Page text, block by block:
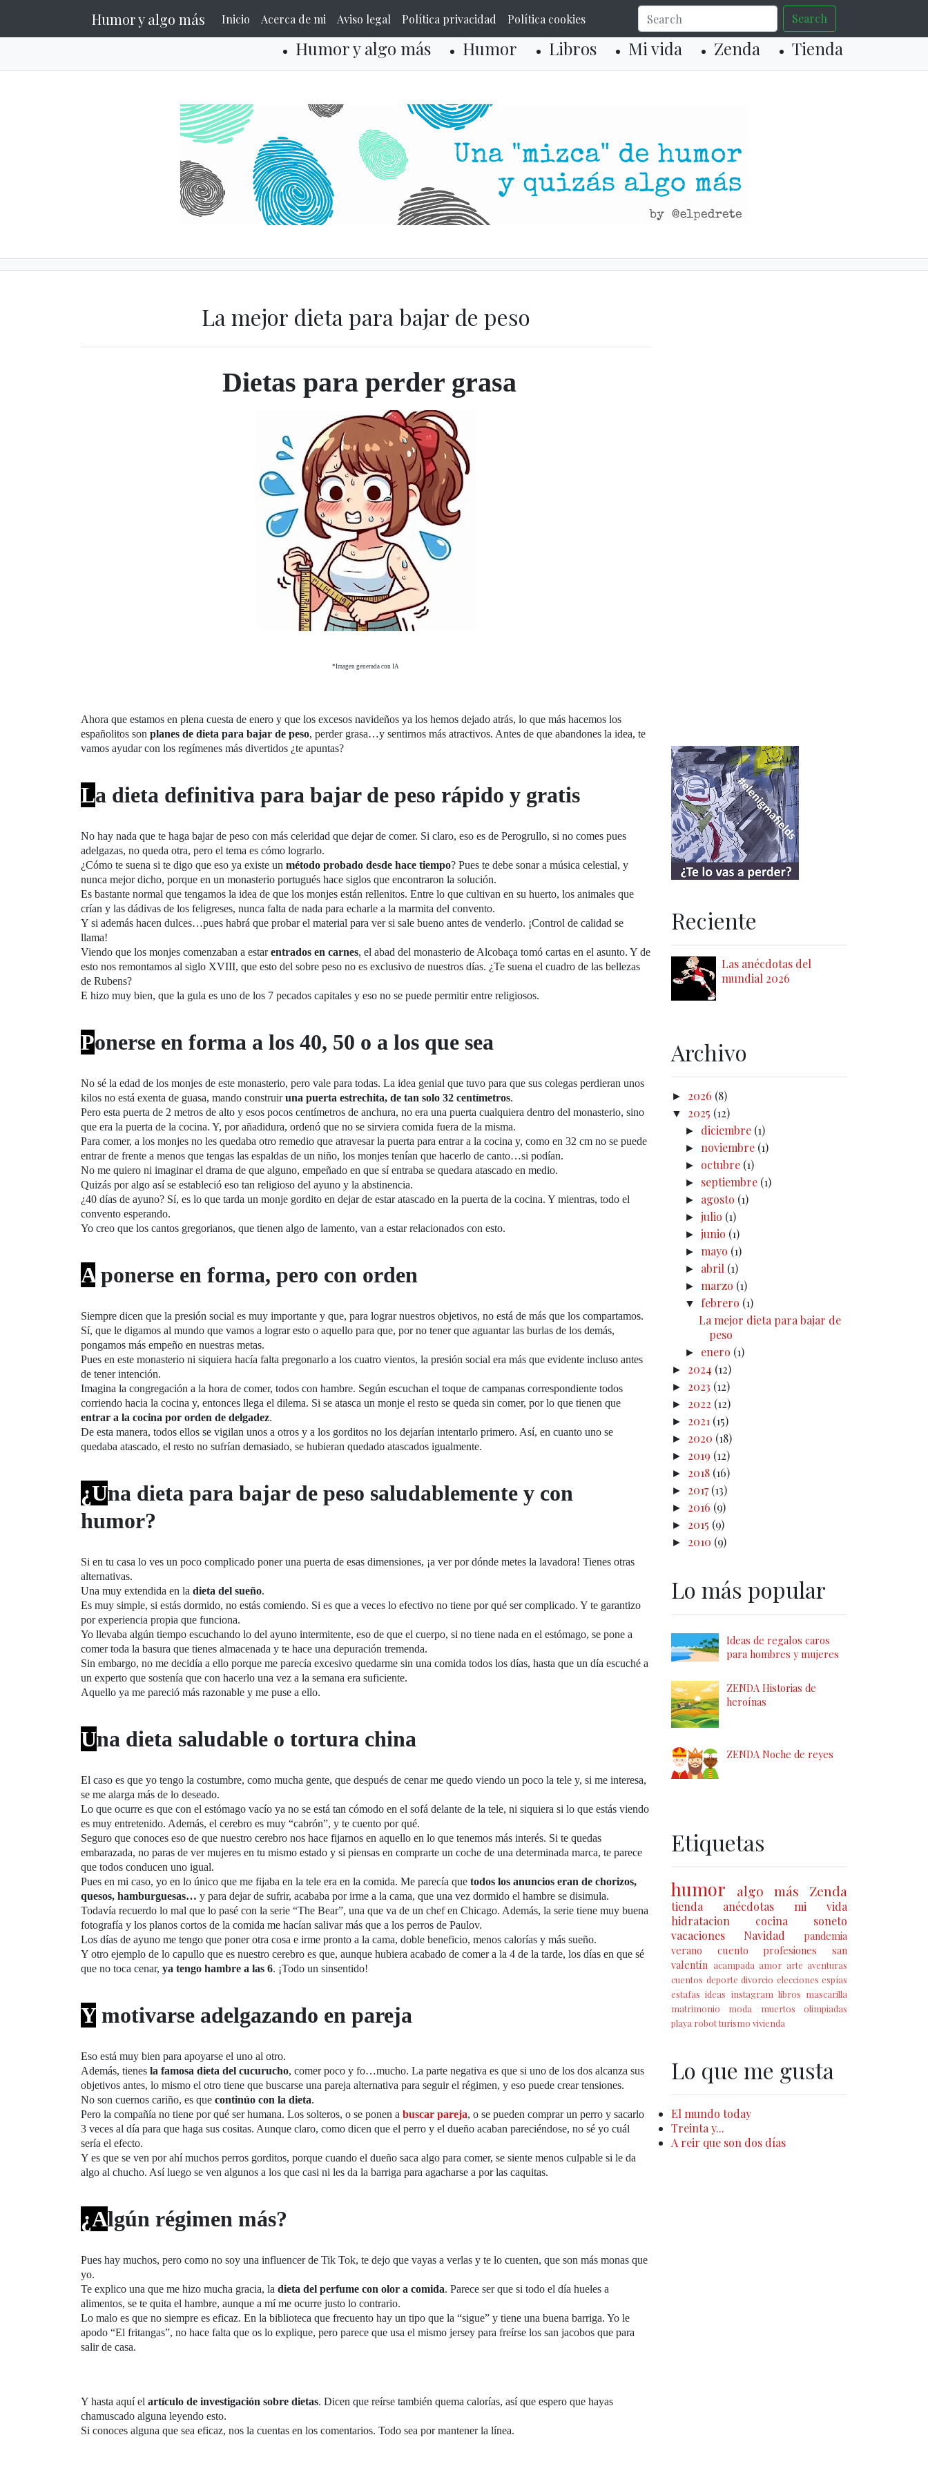
Humor y algo más Inicio Acerca de mi Aviso legal Política privacidad Política cookies Search
Humor y algo más Humor Libros Mi vida Zenda Tienda
La mejor dieta para bajar de peso
Dietas para perder grasa
*Imagen generada con IA
Ahora que estamos en plena cuesta de enero y que los excesos navideños ya los hemos dejado atrás, lo que más hacemos los
españolitos son planes de dieta para bajar de peso, perder grasa…y sentirnos más atractivos. Antes de que abandones la idea, te
vamos ayudar con los regímenes más divertidos ¿te apuntas?
La dieta definitiva para bajar de peso rápido y gratis
No hay nada que te haga bajar de peso con más celeridad que dejar de comer. Si claro, eso es de Perogrullo, si no comes pues
adelgazas, no queda otra, pero el tema es cómo lograrlo.
¿Cómo te suena si te digo que eso ya existe un método probado desde hace tiempo? Pues te debe sonar a música celestial, y
nunca mejor dicho, porque en un monasterio portugués hace siglos que encontraron la solución.
Es bastante normal que tengamos la idea de que los monjes están rellenitos. Entre lo que cultivan en su huerto, los animales que
crían y las dádivas de los feligreses, nunca falta de nada para echarle a la marmita del convento.
Y si además hacen dulces…pues habrá que probar el material para ver si sale bueno antes de venderlo. ¡Control de calidad se
llama!
Viendo que los monjes comenzaban a estarentrados en carnes, el abad del monasterio de Alcobaça tomó cartas en el asunto. Y de
esto nos remontamos al siglo XVIII, que esto del sobre peso no es exclusivo de nuestros días. ¿Te suena el cuadro de las bellezas
de Rubens?
E hizo muy bien, que la gula es uno de los 7 pecados capitales y eso no se puede permitir entre religiosos.
Ponerse en forma a los 40, 50 o a los que sea
No sé la edad de los monjes de este monasterio, pero vale para todas. La idea genial que tuvo para que sus colegas perdieran unos
kilos no está exenta de guasa, mando construiruna puerta estrechita, de tan solo 32 centímetros.
Pero esta puerta de 2 metros de alto y esos pocos centímetros de anchura, no era una puerta cualquiera dentro del monasterio, sino
que era la puerta de la cocina. Y, por añadidura, ordenó que no se sirviera comida fuera de la misma.
Para comer, a los monjes no les quedaba otro remedio que atravesar la puerta para entrar a la cocina y, como en 32 cm no se puede
entrar de frente a menos que tengas las espaldas de un niño, los monjes tenían que hacerlo de canto…si podían.
No me quiero ni imaginar el drama de que alguno, empeñado en que sí entraba se quedara atascado en medio.
Quizás por algo así se estableció eso tan religioso del ayuno y la abstinencia.
¿40 días de ayuno? Sí, es lo que tarda un monje gordito en dejar de estar atascado en la puerta de la cocina. Y mientras, todo el
convento esperando.
Yo creo que los cantos gregorianos, que tienen algo de lamento, van a estar relacionados con esto.
A ponerse en forma, pero con orden
Siempre dicen que la presión social es muy importante y que, para lograr nuestros objetivos, no está de más que los compartamos.
Sí, que le digamos al mundo que vamos a lograr esto o aquello para que, por no tener que aguantar las burlas de los demás,
pongamos más empeño en nuestras metas.
Pues en este monasterio ni siquiera hacía falta pregonarlo a los cuatro vientos, la presión social era más que evidente incluso antes
de tener intención.
Imagina la congregación a la hora de comer, todos con hambre. Según escuchan el toque de campanas correspondiente todos
corriendo hacia la cocina y, entonces llega el dilema. Si se atasca un monje el resto se queda sin comer, por lo que tienen que
entrar a la cocina por orden de delgadez.
De esta manera, todos ellos se vigilan unos a otros y a los gorditos no los dejarían intentarlo primero. Así, en cuanto uno se
quedaba atascado, el resto no sufrían demasiado, se hubieran quedado atascados igualmente.
¿Una dieta para bajar de peso saludablemente y con
humor?
Si en tu casa lo ves un poco complicado poner una puerta de esas dimensiones, ¡a ver por dónde metes la lavadora! Tienes otras
alternativas.
Una muy extendida en la dieta del sueño.
Es muy simple, si estás dormido, no estás comiendo. Si es que a veces lo efectivo no tiene por qué ser complicado. Y te garantizo
por experiencia propia que funciona.
Yo llevaba algún tiempo escuchando lo del ayuno intermitente, eso de que el cuerpo, si no tiene nada en el estómago, se pone a
comer toda la basura que tienes almacenada y te hace una depuración tremenda.
Sin embargo, no me decidía a ello porque me parecía excesivo quedarme sin una comida todos los días, hasta que un día escuché a
un experto que sostenía que con hacerlo una vez a la semana era suficiente.
Aquello ya me pareció más razonable y me puse a ello.
Una dieta saludable o tortura china
El caso es que yo tengo la costumbre, como mucha gente, que después de cenar me quedo viendo un poco la tele y, si me interesa,
se me alarga más de lo deseado.
Lo que ocurre es que con el estómago vacío ya no se está tan cómodo en el sofá delante de la tele, ni siquiera si lo que estás viendo
es muy entretenido. Además, el cerebro es muy “cabrón”, y te cuento por qué.
Seguro que conoces eso de que nuestro cerebro nos hace fijarnos en aquello en lo que tenemos más interés. Si te quedas
embarazada, no paras de ver mujeres en tu mismo estado y si piensas en comprarte un coche de una determinada marca, te parece
que todos conducen uno igual.
Pues en mi caso, yo en lo único que me fijaba en la tele era en la comida. Me parecía que todos los anuncios eran de chorizos,
quesos, hamburguesas… y para dejar de sufrir, acababa por irme a la cama, que una vez dormido el hambre se disimula.
Todavía recuerdo lo mal que lo pasé con la serie “The Bear”, una que va de un chef en Chicago. Además, la serie tiene muy buena
fotografía y los planos cortos de la comida me hacían salivar más que a los perros de Paulov.
Los días de ayuno me tengo que poner otra cosa e irme pronto a la cama, doble beneficio, menos calorías y más sueño.
Y otro ejemplo de lo capullo que es nuestro cerebro es que, aunque hubiera acabado de comer a la 4 de la tarde, los días en que sé
que no toca cenar, ya tengo hambre a las 6. ¡Todo un sinsentido!
Y motivarse adelgazando en pareja
Eso está muy bien para apoyarse el uno al otro.
Además, tienes la famosa dieta del cucurucho, comer poco y fo…mucho. La parte negativa es que si uno de los dos alcanza sus
objetivos antes, lo mismo el otro tiene que buscarse una pareja alternativa para seguir el régimen, y eso puede crear tensiones.
No son cuernos cariño, es que continúo con la dieta.
Pero la compañía no tiene por qué ser humana. Los solteros, o se ponen a buscar pareja, o se pueden comprar un perro y sacarlo
3 veces al día para que haga sus cositas. Aunque claro, como dicen que el perro y el dueño acaban pareciéndose, no sé yo cuál
sería el efecto.
Y es que se ven por ahí muchos perros gorditos, porque cuando el dueño saca algo para comer, se siente menos culpable si le da
algo al chucho. Así luego se ven algunos a los que casi ni les da la barriga para agacharse a por las caquitas.
¿Algún régimen más?
Pues hay muchos, pero como no soy una influencer de Tik Tok, te dejo que vayas a verlas y te lo cuenten, que son más monas que
yo.
Te explico una que me hizo mucha gracia, la dieta del perfume con olor a comida. Parece ser que si todo el día hueles a
alimentos, se te quita el hambre, aunque a mí me ocurre justo lo contrario.
Lo malo es que no siempre es eficaz. En la biblioteca que frecuento hay un tipo que la “sigue” y tiene una buena barriga. Yo le
apodo “El fritangas”, no hace falta que os lo explique, pero parece que usa el mismo jersey para freírse los san jacobos que para
salir de casa.
Y hasta aquí el artículo de investigación sobre dietas. Dicen que reírse también quema calorías, así que espero que hayas
chamuscado alguna leyendo esto.
Si conoces alguna que sea eficaz, nos la cuentas en los comentarios. Todo sea por mantener la línea.
Reciente
Las anécdotas del
mundial 2026
Archivo
► 2026 (8)
▼ 2025 (12)
► diciembre (1)
►noviembre (1)
► octubre (1)
► septiembre (1)
► agosto (1)
►julio (1)
►junio (1)
►mayo (1)
► abril (1)
►marzo (1)
▼ febrero (1)
La mejor dieta para bajar de
peso
► enero (1)
► 2024 (12)
► 2023 (12)
► 2022 (12)
► 2021 (15)
► 2020 (18)
► 2019 (12)
► 2018 (16)
► 2017(13)
► 2016 (9)
► 2015 (9)
► 2010 (9)
Lo más popular
Ideas de regalos caros
para hombres y mujeres
ZENDA Historias de
heroínas
ZENDA Noche de reyes
Etiquetas
humor algo más Zenda
tienda anécdotas
mi vida
hidratacion
cocina
soneto
vacaciones
Navidad
pandemia
verano
cuento profesiones
san
valentín acampada amor arte aventuras
cuentos deporte divorcio elecciones espías
estafas ideas instagram libros mascarilla
matrimonio
moda muertos
olimpiadas
playa robotturismo vivienda
Lo que me gusta
El mundo today
Treinta y...
A reir que son dos días